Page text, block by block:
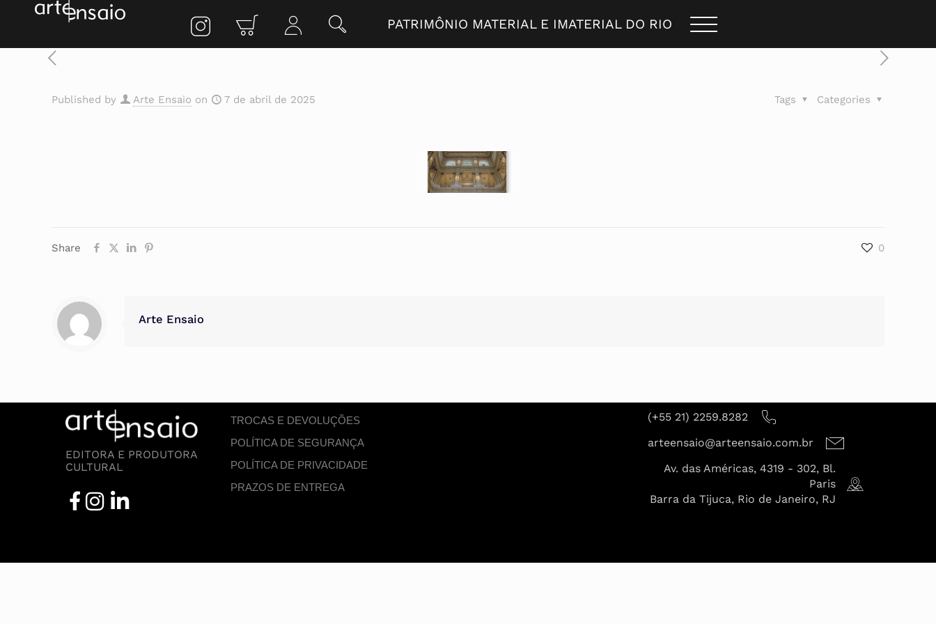
PATRIMÔNIO MATERIAL E IMATERIAL DO RIO
Published by Arte Ensaio on 7 de abril de 2025 Categories
Tags
Share 0
Arte Ensaio
EDITORA E PRODUTORA
CULTURAL
TROCAS E DEVOLUÇÕES
POLÍTICA DE SEGURANÇA
POLÍTICA DE PRIVACIDADE
PRAZOS DE ENTREGA
(+55 21) 2259.8282
arteensaio@arteensaio.com.br
Av. das Américas, 4319 - 302, Bl.
Paris
Barra da Tijuca, Rio de Janeiro, RJ